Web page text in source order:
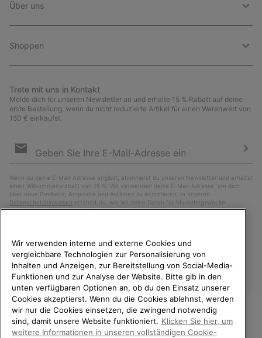
Über uns
Shoppen
Trete mit uns in Kontakt
Melde dich für unseren Newsletter an und erhalte 15 % Rabatt auf deine
erste Bestellung, wenn du nicht reduzierte Artikel für einen Warenwert von
150 € einkaufst.
Anmeldung
Wenn du deine E-Mail-Adresse angibst, abonnierst du unseren Newsletter und erhältst
einen Willkommensrabatt von 15 %. Wir verwenden deine E-Mail-Adresse, um dich
über neue Produkte, Angebote und Aktionen zu informieren. In unseren
Datenschutzhinweisen erfährst du, wie wir deine Daten für Marketingzwecke
verarbeiten und wie du deine Zustimmung widerrufen kannst.
Deutschland
WILLKOMMEN BEI SOREL.
Wir verwenden interne und externe Cookies und
vergleichbare Technologien zur Personalisierung von
Inhalten und Anzeigen, zur Bereitstellung von Social-Media-
Funktionen und zur Analyse der Website. Bitte gib in den
unten verfügbaren Optionen an, ob du den Einsatz unserer
Cookies akzeptierst. Wenn du die Cookies ablehnst, werden
wir nur die Cookies einsetzen, die zwingend notwendig
sind, damit unsere Website funktioniert. Klicken Sie hier, um
weitere Informationen in unseren vollständigen Cookie-